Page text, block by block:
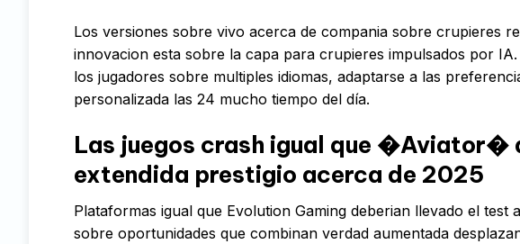
Los versiones sobre vivo acerca de compania sobre crupieres
innovacion esta sobre la capa para crupieres impulsados por
los jugadores sobre multiples idiomas, adaptarse a las
personalizada las 24 mucho tiempo del día.
Las juegos crash igual que �Aviator�
extendida prestigio acerca de 2025
Plataformas igual que Evolution Gaming deberian llevado el
sobre oportunidades que combinan verdad aumentada